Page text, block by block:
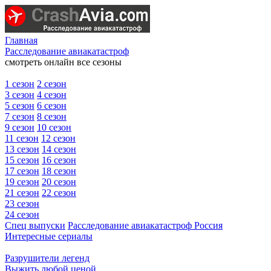
Главная
Расследование авиакатастроф
смотреть онлайн все сезоны
1 сезон 2 сезон
3 сезон 4 сезон
5 сезон 6 сезон
7 сезон 8 сезон
9 сезон 10 сезон
11 сезон 12 сезон
13 сезон 14 сезон
15 сезон 16 сезон
17 сезон 18 сезон
19 сезон 20 сезон
21 сезон 22 сезон
23 сезон
24 сезон
Спец выпуски Расследование авиакатастроф Россия
Интересные сериалы
Разрушители легенд
Выжить любой ценой